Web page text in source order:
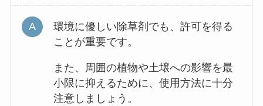
環境に優しい除草剤でも、許可を得る
ことが重要です。
また、周囲の植物や土壌への影響を最
小限に抑えるために、使用方法に十分
注意しましょう。